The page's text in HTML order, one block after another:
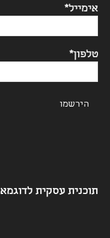
אימייל*
טלפון*
תוכנית עסקית לדוגמא